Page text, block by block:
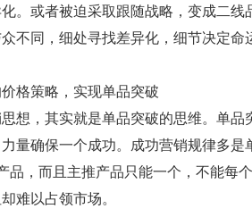
。或者被迫采取跟随战略，变成二线
同，细处寻找差异化，细节决定命
策略，实现单品突破
，其实就是单品突破的思维。单品
量确保一个成功。成功营销规律多是
品，而且主推产品只能一个，不能每
难以占领市场。